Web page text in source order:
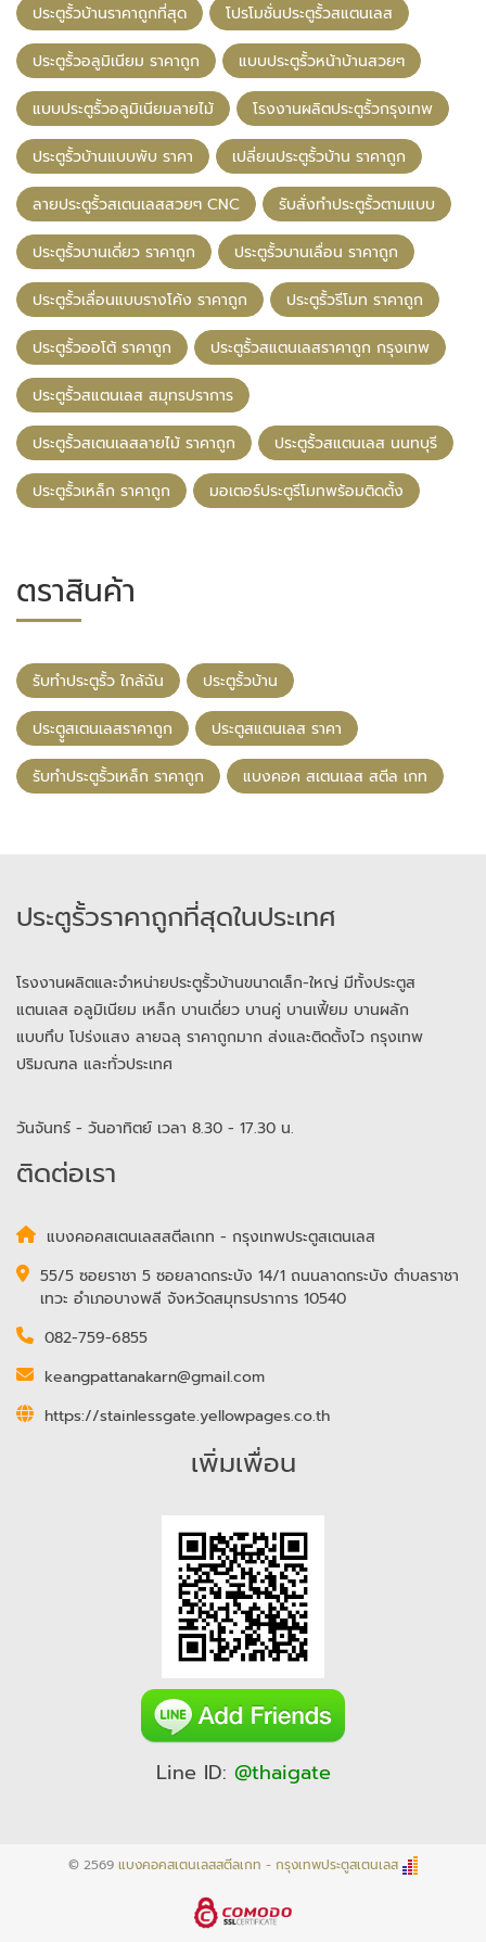
ประตูรั้วบ้านราคาถูกที่สุด โปรโมชั่นประตูรั้วสแตนเลส
ประตูรั้วอลูมิเนียม ราคาถูก แบบประตูรั้วหน้าบ้านสวยๆ
แบบประตูรั้วอลูมิเนียมลายไม้ โรงงานผลิตประตูรั้วกรุงเทพ
ประตูรั้วบ้านแบบพับ ราคา เปลี่ยนประตูรั้วบ้าน ราคาถูก
ลายประตูรั้วสเตนเลสสวยๆ CNC รับสั่งทำประตูรั้วตามแบบ
ประตูรั้วบานเดี่ยว ราคาถูก ประตูรั้วบานเลื่อน ราคาถูก
ประตูรั้วเลื่อนแบบรางโค้ง ราคาถูก ประตูรั้วรีโมท ราคาถูก
ประตูรั้วออโต้ ราคาถูก ประตูรั้วสแตนเลสราคาถูก กรุงเทพ
ประตูรั้วสแตนเลส สมุทรปราการ
ประตูรั้วสเตนเลสลายไม้ ราคาถูก ประตูรั้วสแตนเลส นนทบุรี
ประตูรั้วเหล็ก ราคาถูก มอเตอร์ประตูรีโมทพร้อมติดตั้ง
ตราสินค้า
รับทําประตูรั้ว ใกล้ฉัน ประตูรั้วบ้าน
ประตููสเตนเลสราคาถูก ประตูสแตนเลส ราคา
รับทําประตูรั้วเหล็ก ราคาถูก แบงคอค สเตนเลส สตีล เกท
ประตูรั้วราคาถูกที่สุดในประเทศ
โรงงานผลิตและจำหน่ายประตูรั้วบ้านขนาดเล็ก-ใหญ่ มีทั้งประตูส
แตนเลส อลูมิเนียม เหล็ก บานเดี่ยว บานคู่ บานเฟี้ยม บานผลัก
แบบทึบ โปร่งแสง ลายฉลุ ราคาถูกมาก ส่งและติดตั้งไว กรุงเทพ
ปริมณฑล และทั่วประเทศ
วันจันทร์ - วันอาทิตย์ เวลา 8.30 - 17.30 น.
ติดต่อเรา
แบงคอคสเตนเลสสตีลเกท - กรุงเทพประตูสเตนเลส
55/5 ซอยราชา 5 ซอยลาดกระบัง 14/1 ถนนลาดกระบัง ตำบลราชา
เทวะ อำเภอบางพลี จังหวัดสมุทรปราการ 10540
082-759-6855
keangpattanakarn@gmail.com
https://stainlessgate.yellowpages.co.th
เพิ่มเพื่อน
Line ID: @thaigate
© 2569 แบงคอคสเตนเลสสตีลเกท - กรุงเทพประตูสเตนเลส